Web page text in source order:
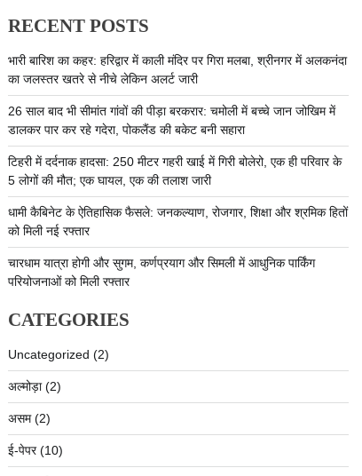
RECENT POSTS
भारी बारिश का कहर: हरिद्वार में काली मंदिर पर गिरा मलबा, श्रीनगर में अलकनंदा
का जलस्तर खतरे से नीचे लेकिन अलर्ट जारी
26 साल बाद भी सीमांत गांवों की पीड़ा बरकरार: चमोली में बच्चे जान जोखिम में
डालकर पार कर रहे गदेरा, पोकलैंड की बकेट बनी सहारा
टिहरी में दर्दनाक हादसा: 250 मीटर गहरी खाई में गिरी बोलेरो, एक ही परिवार के
5 लोगों की मौत; एक घायल, एक की तलाश जारी
धामी कैबिनेट के ऐतिहासिक फैसले: जनकल्याण, रोजगार, शिक्षा और श्रमिक हितों
को मिली नई रफ्तार
चारधाम यात्रा होगी और सुगम, कर्णप्रयाग और सिमली में आधुनिक पार्किंग
परियोजनाओं को मिली रफ्तार
CATEGORIES
Uncategorized (2)
अल्मोड़ा(2)
असम(2)
ई-पेपर(10)